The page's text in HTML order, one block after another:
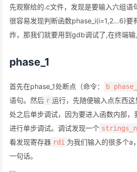
先观察给的.c文件，发现是要输入六组语
很容易发现判断函数phase_i(i=1,2…6)要
炸，那我们就要用到gdb调试了,在终端输
phase_1
首先在phase_1处断点（命令： b
语句。然后 r 运行，先随便输入点东西
处之后单步调试，因为要进入函数内部，
进行单步调试。调试发现一个
看发现寄存器 rdi 为我们输入的很多个a
一句话。